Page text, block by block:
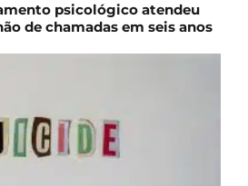
psicológico atendeu
de chamadas em seis anos